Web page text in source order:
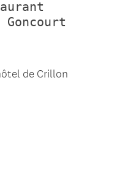
de Crillon